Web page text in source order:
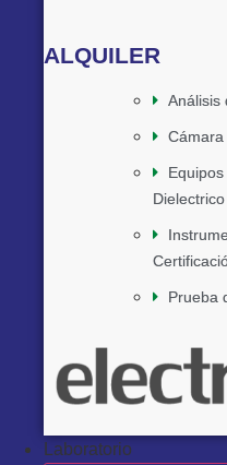
ALQUILER
Análisis
Cámara
Dielectrico
Prueba
Laboratorio